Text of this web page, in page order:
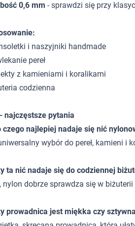
0,6 mm - sprawdzi się przy
i naszyjniki handmade
pereł
z kamieniami i koralikami
codzienna
najczęstsze pytania
czego najlepiej nadaje się nić
wybór do pereł, kamieni i
ta nić nadaje się do codziennej
nylon dobrze sprawdza się w
prowadnica jest miękka czy